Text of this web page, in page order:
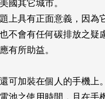
國其它城市。
上具有正面意義，因為
不會有任何碳排放之疑
有所助益。
可加裝在個人的手機上
池之使用時間，且在手